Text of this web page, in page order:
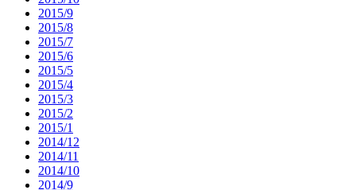
2015/9
2015/8
2015/7
2015/6
2015/5
2015/4
2015/3
2015/2
2015/1
2014/12
2014/11
2014/10
2014/9